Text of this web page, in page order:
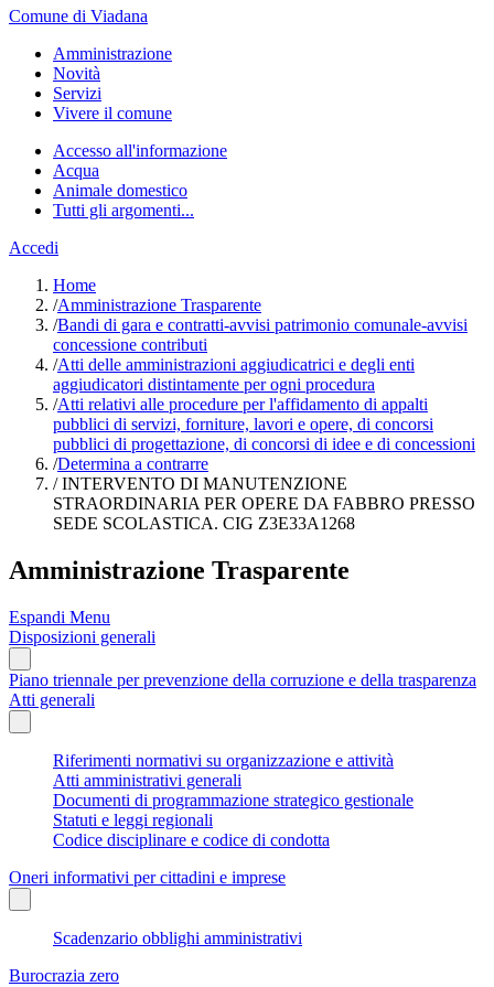
Comune di Viadana
Amministrazione
Novità
Servizi
Vivere il comune
Accesso all'informazione
Acqua
Animale domestico
Tutti gli argomenti...
Accedi
Home
/Amministrazione Trasparente
/Bandi di gara e contratti-avvisi patrimonio comunale-avvisi
concessione contributi
/Atti delle amministrazioni aggiudicatrici e degli enti
aggiudicatori distintamente per ogni procedura
/Atti relativi alle procedure per l'affidamento di appalti
pubblici di servizi, forniture, lavori e opere, di concorsi
pubblici di progettazione, di concorsi di idee e di concessioni
/Determina a contrarre
/INTERVENTO DI MANUTENZIONE
STRAORDINARIA PER OPERE DA FABBRO PRESSO
SEDE SCOLASTICA. CIG Z3E33A1268
Amministrazione Trasparente
Espandi Menu
Disposizioni generali
Piano triennale per prevenzione della corruzione e della trasparenza
Atti generali
Riferimenti normativi su organizzazione e attività
Atti amministrativi generali
Documenti di programmazione strategico gestionale
Statuti e leggi regionali
Codice disciplinare e codice di condotta
Oneri informativi per cittadini e imprese
Scadenzario obblighi amministrativi
Burocrazia zero